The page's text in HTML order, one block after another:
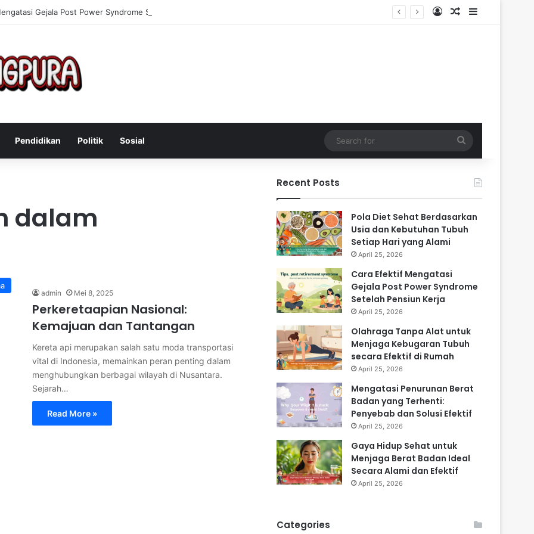
Gejala Post Power Syndrome Setelah Pensiun Kerja Log InRandom Article
Sidebar
Pendidikan Politik Sosial
for
dalam
admin Mei 8, 2025
Perkeretaapian Nasional:
Kemajuan dan Tantangan
Kereta api merupakan salah satu moda transportasi
vital di Indonesia, memainkan peran penting dalam
menghubungkan berbagai wilayah di Nusantara.
Sejarah…
Read More »
Recent Posts
Pola Diet Sehat Berdasarkan
Usia dan Kebutuhan Tubuh
Setiap Hari yang Alami
April 25, 2026
Cara Efektif Mengatasi
Gejala Post Power Syndrome
Setelah Pensiun Kerja
April 25, 2026
Olahraga Tanpa Alat untuk
Menjaga Kebugaran Tubuh
secara Efektif di Rumah
April 25, 2026
Mengatasi Penurunan Berat
Badan yang Terhenti:
Penyebab dan Solusi Efektif
April 25, 2026
Gaya Hidup Sehat untuk
Menjaga Berat Badan Ideal
Secara Alami dan Efektif
April 25, 2026
Categories